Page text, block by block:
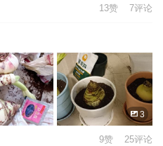
13赞 7评论
3
9赞 25评论